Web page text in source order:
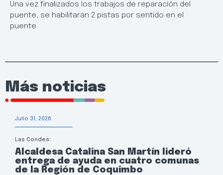
Una vez finalizados los trabajos de reparación del
puente, se habilitarán 2 pistas por sentido en el
puente.
Más noticias
Julio 31, 2026
Las Condes:
Alcaldesa Catalina San Martín lideró
entrega de ayuda en cuatro comunas
de la Región de Coquimbo